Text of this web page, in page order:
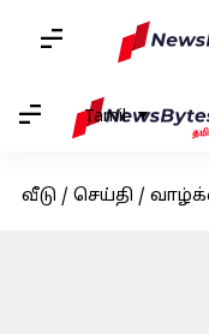
Tamil
வீடு / செய்தி /